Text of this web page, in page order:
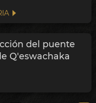
en la campaña
la r...del puente
Q'eswachaka